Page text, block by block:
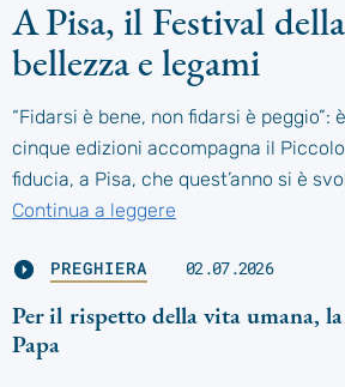
A Pisa, il Festival
bellezza e legami
“Fidarsi è bene, non fidarsi è
cinque edizioni accompagna il
fiducia, a Pisa, che quest’anno si è
Continua a leggere
PREGHIERA 02.07.2026
Per il rispetto della vita umana,
Papa